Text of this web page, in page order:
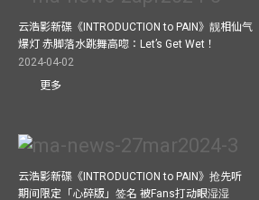
云浩影新碟《INTRODUCTION to PAIN》靓相仙气
爆灯 赤脚落水跳舞高唿：Let’s Get Wet！
2024-04-02
更多
云浩影新碟《INTRODUCTION to PAIN》抢先听
期间限定「心碎版」签名 被Fans打动眼湿湿